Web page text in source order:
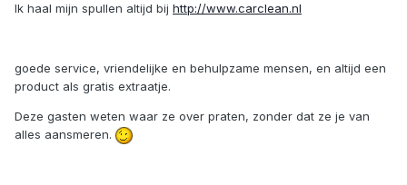
Ik haal mijn spullen altijd bij http://www.carclean.nl
goede service, vriendelijke en behulpzame mensen, en altijd een
product als gratis extraatje.
Deze gasten weten waar ze over praten, zonder dat ze je van
alles aansmeren.